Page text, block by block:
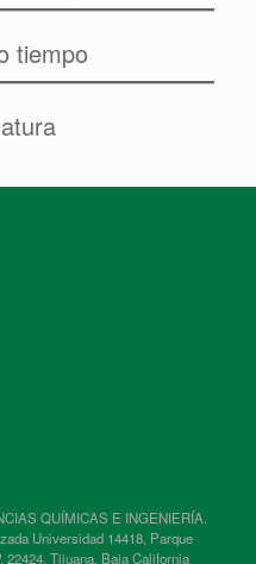
tiempo
QUÍMICAS E INGENIERÍA.
Universidad 14418, Parque
22424, Tijuana, Baja California